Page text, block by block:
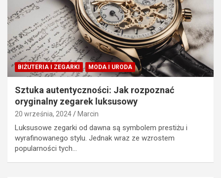
BIŻUTERIA I ZEGARKI MODA I URODA
Sztuka autentyczności: Jak rozpoznać
oryginalny zegarek luksusowy
20 września, 2024 Marcin
Luksusowe zegarki od dawna są symbolem prestiżu i
wyrafinowanego stylu. Jednak wraz ze wzrostem
popularności tych…